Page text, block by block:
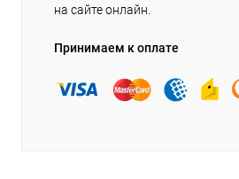
на сайте онлайн.
Принимаем к оплате